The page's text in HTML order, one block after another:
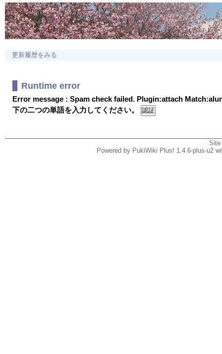
更新履歴をみる
Runtime error
Error message : Spam check failed. Plugin:attach
下の二つの単語を入力してください。
Powered by PukiWiki Plus! 1.4.6-plus-u2